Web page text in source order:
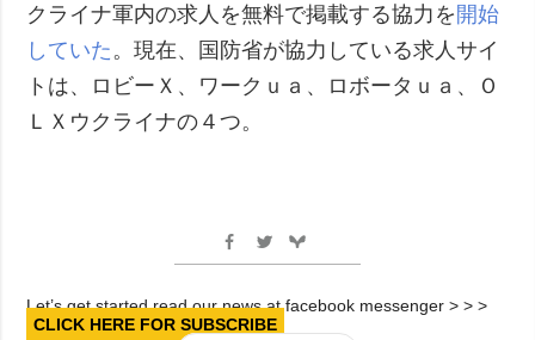
クライナ軍内の求人を無料で掲載する協力を 開始
していた 。現在、国防省が協力している求人サイ
トは、ロビーＸ、ワークｕａ、ロボータｕａ、Ｏ
ＬＸウクライナの４つ。
Let’s get started read our news at facebook messenger > > >
CLICK HERE FOR SUBSCRIBE